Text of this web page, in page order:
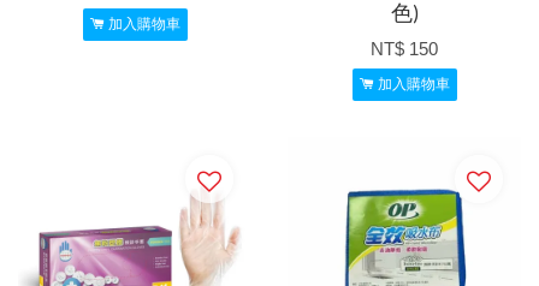
加入購物車
色)
NT$ 150
加入購物車